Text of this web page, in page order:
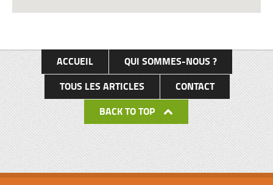
ACCUEIL
QUI SOMMES-NOUS ?
TOUS LES ARTICLES
CONTACT
BACK TO TOP